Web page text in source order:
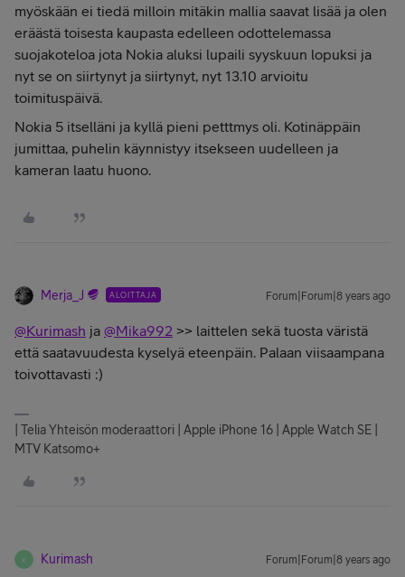
myöskään ei tiedä milloin mitäkin mallia saavat lisää ja olen
eräästä toisesta kaupasta edelleen odottelemassa
suojakoteloa jota Nokia aluksi lupaili syyskuun lopuksi ja
nyt se on siirtynyt ja siirtynyt, nyt 13.10 arvioitu
toimituspäivä.
Nokia 5 itselläni ja kyllä pieni petttmys oli. Kotinäppäin
jumittaa, puhelin käynnistyy itsekseen uudelleen ja
kameran laatu huono.
Merja_J ALOITTAJA Forum|Forum|8 years ago
@Kurimash ja @Mika992 >> laittelen sekä tuosta väristä
että saatavuudesta kyselyä eteenpäin. Palaan viisaampana
toivottavasti :)
| Telia Yhteisön moderaattori | Apple iPhone 16 | Apple Watch SE |
MTV Katsomo+
K Kurimash Forum|Forum|8 years ago